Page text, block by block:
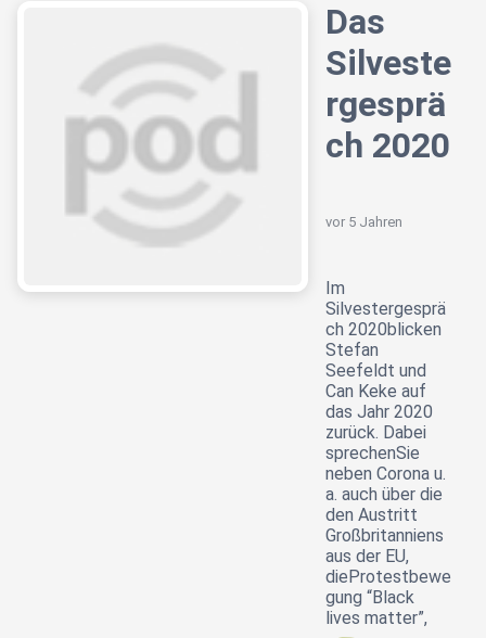
Das
Silveste
rgesprä
ch 2020
vor 5 Jahren
Im
Silvestergesprä
ch 2020blicken
Stefan
Seefeldt und
Can Keke auf
das Jahr 2020
zurück. Dabei
sprechenSie
neben Corona u.
a. auch über die
den Austritt
Großbritanniens
aus der EU,
dieProtestbewe
gung “Black
lives matter”,